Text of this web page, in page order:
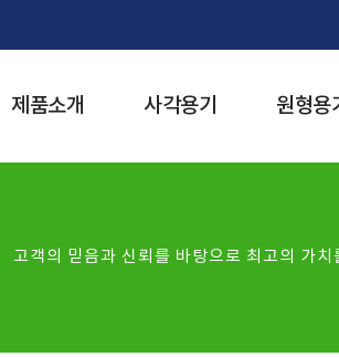
제품소개 사각용기 원형용
고객의 믿음과 신뢰를 바탕으로 최고의 가치